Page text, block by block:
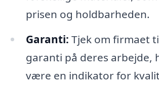
prisen og holdbarheden.
Garanti: Tjek om firmaet
garanti på deres arbejde,
være en indikator for